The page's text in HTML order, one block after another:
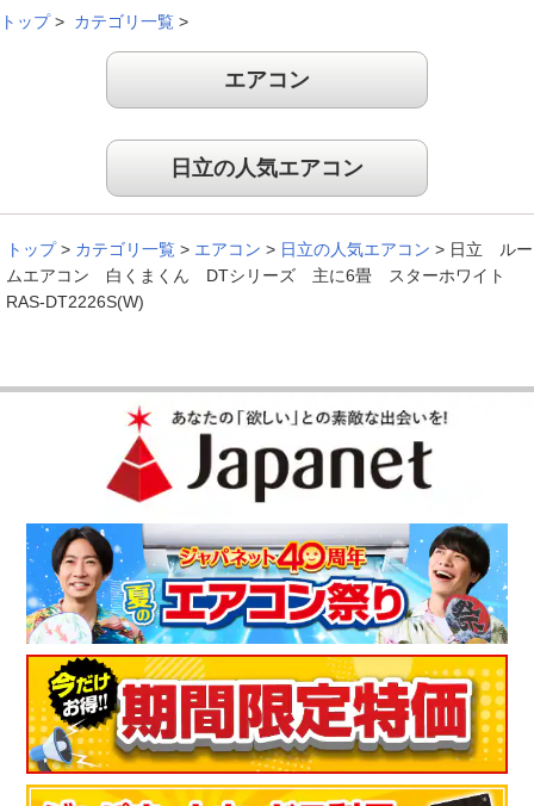
音は静かですぐに涼しくなるので快適。風モ－ドでも涼しいの
で節約にもなる。
高齢の方でも誓使いやすいリモコン
母が使う為、簡単な操作でできるエアコンを探してました。８
５歳過ぎの母でもリモコンが簡単で、使いやすいと言ってます
音が静かで操作が簡単
今まで他のメ－カ－のエアコンしか使っていなかったのですが
去年今年と日立のしろくまくんシリ－ズを買い替えました。音
が静かで操作が簡単。去年は電気代も安くなったので今年も期
待したいです
（愛知県50代S.S様）
「お客様の声」は実際にご購入されたお客様からのご意見を掲載しておりま
す。
商品により、同一シリーズをご購入された方の声を含みます。
トップ> カテゴリ一覧 >
エアコン
日立の人気エアコン
トップ > カテゴリ一覧 > エアコン > 日立の人気エアコン > 日立 ルー
ムエアコン 白くまくん DTシリーズ 主に6畳 スターホワイト
RAS-DT2226S(W)